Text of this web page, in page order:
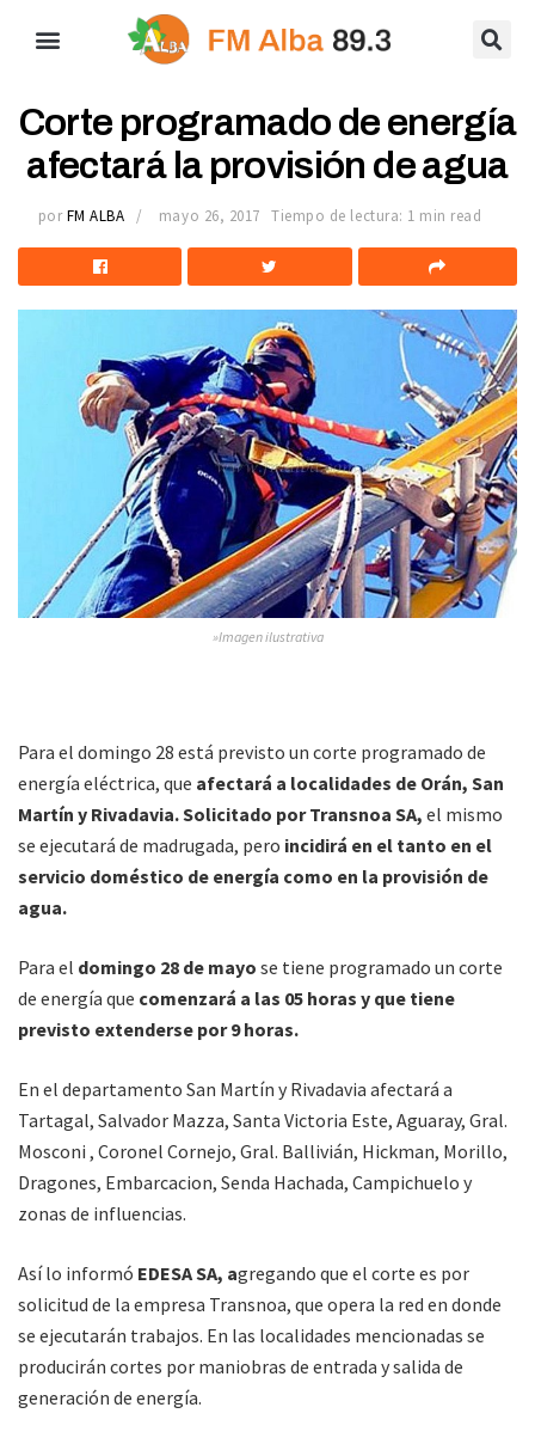
Corte programado de energía
afectará la provisión de agua
por FM ALBA mayo 26, 2017 Tiempo de lectura: 1 min read
»Imagen ilustrativa
Para el domingo 28 está previsto un corte programado de
energía eléctrica, que afectará a localidades de Orán, San
Martín y Rivadavia. Solicitado por Transnoa SA, el mismo
se ejecutará de madrugada, pero incidirá en el tanto en el
servicio doméstico de energía como en la provisión de
agua.
Para el domingo 28 de mayo se tiene programado un corte
de energía que comenzará a las 05 horas y que tiene
previsto extenderse por 9 horas.
En el departamento San Martín y Rivadavia afectará a
Tartagal, Salvador Mazza, Santa Victoria Este, Aguaray, Gral.
Mosconi , Coronel Cornejo, Gral. Ballivián, Hickman, Morillo,
Dragones, Embarcacion, Senda Hachada, Campichuelo y
zonas de influencias.
Así lo informó EDESA SA, agregando que el corte es por
solicitud de la empresa Transnoa, que opera la red en donde
se ejecutarán trabajos. En las localidades mencionadas se
producirán cortes por maniobras de entrada y salida de
generación de energía.